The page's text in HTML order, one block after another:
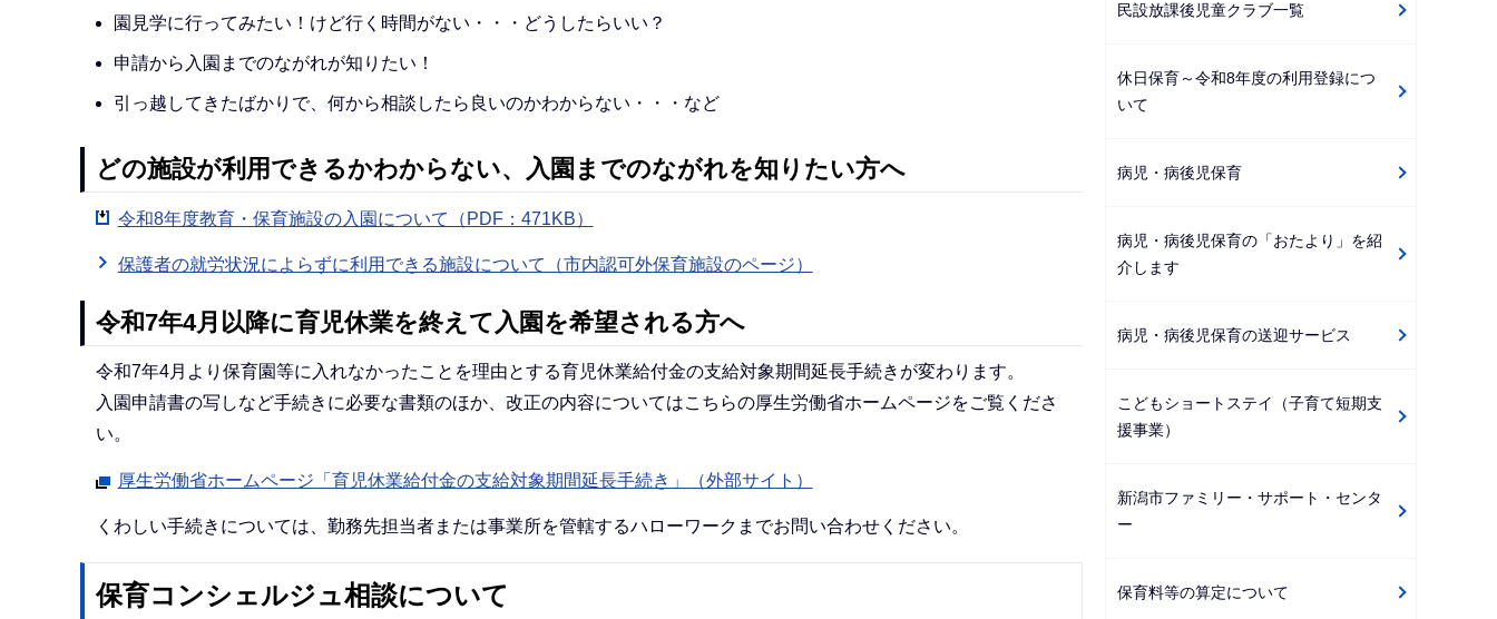
園見学に行ってみたい！けど行く時間がない・・・どうしたらいい？
申請から入園までのながれが知りたい！
引っ越してきたばかりで、何から相談したら良いのかわからない・・・など
どの施設が利用できるかわからない、入園までのながれを知りたい方へ
令和8年度教育・保育施設の入園について（PDF：471KB）
保護者の就労状況によらずに利用できる施設について（市内認可外保育施設のページ）
令和7年4月以降に育児休業を終えて入園を希望される方へ
令和7年4月より保育園等に入れなかったことを理由とする育児休業給付金の支給対象期間延長手続きが変わります。
入園申請書の写しなど手続きに必要な書類のほか、改正の内容についてはこちらの厚生労働省ホームページをご覧くださ
い。
厚生労働省ホームページ「育児休業給付金の支給対象期間延長手続き」（外部サイト）
くわしい手続きについては、勤務先担当者または事業所を管轄するハローワークまでお問い合わせください。
保育コンシェルジュ相談について
民設放課後児童クラブ一覧
休日保育～令和8年度の利用登録につ
いて
病児・病後児保育
病児・病後児保育の「おたより」を紹
介します
病児・病後児保育の送迎サービス
こどもショートステイ（子育て短期支
援事業）
新潟市ファミリー・サポート・センタ
ー
保育料等の算定について